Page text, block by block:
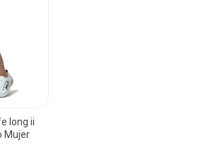
long ii
Mujer